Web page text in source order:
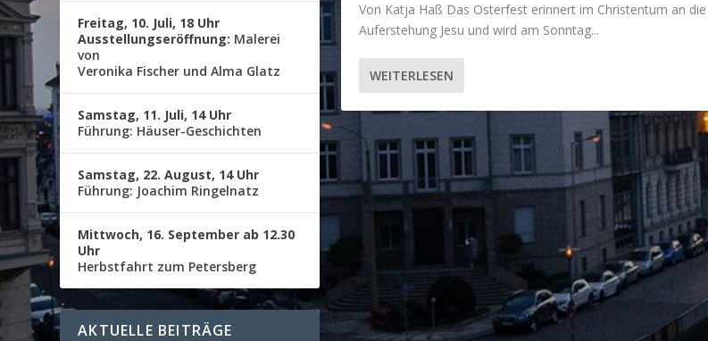
Von Katja Haß Das Osterfest erinnert im Christentum an die
Auferstehung Jesu und wird am Sonntag...
WEITERLESEN
Freitag, 10. Juli, 18 Uhr
Ausstellungseröffnung: Malerei
von
Veronika Fischer und Alma Glatz
Samstag, 11. Juli, 14 Uhr
Führung: Häuser-Geschichten
Samstag, 22. August, 14 Uhr
Führung: Joachim Ringelnatz
Mittwoch, 16. September ab 12.30
Uhr
Herbstfahrt zum Petersberg
AKTUELLE BEITRÄGE